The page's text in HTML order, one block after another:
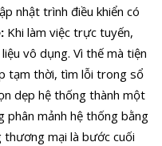
nhật trình điều khiển có
Khi làm việc trực tuyến,
vô dụng. Vì thế mà tiện
tạm thời, tìm lỗi trong sổ
dẹp hệ thống thành một
phân mảnh hệ thống bằng
thương mại là bước cuối